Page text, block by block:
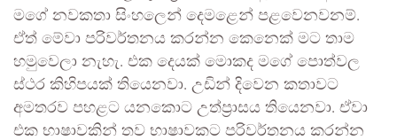
මගේ නවකතා සිංහලෙන් දෙමළෙන් පළවෙනවනම්.
ඒත් මේවා පරිවර්තනය කරන්න කෙනෙක් මට තාම
හමුවෙලා නැහැ. එක දෙයක් මොකද මගේ පොත්වල
ස්ථර කිහිපයක් තියෙනවා. උඩින් දිවෙන කතාවට
අමතරව පහළට යනකොට උත්ප්‍රාසය තියෙනවා. ඒවා
එක භාෂාවකින් තව භාෂාවකට පරිවර්තනය කරන්න